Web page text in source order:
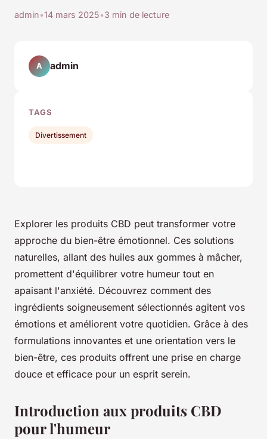
admin•14 mars 2025•3 min de lecture
Explorer les produits CBD peut transformer votre
approche du bien-être émotionnel. Ces solutions
naturelles, allant des huiles aux gommes à mâcher,
promettent d'équilibrer votre humeur tout en
apaisant l'anxiété. Découvrez comment des
ingrédients soigneusement sélectionnés agitent vos
émotions et améliorent votre quotidien. Grâce à des
formulations innovantes et une orientation vers le
bien-être, ces produits offrent une prise en charge
douce et efficace pour un esprit serein.
Introduction aux produits CBD
pour l'humeur
A admin
TAGS
Divertissement